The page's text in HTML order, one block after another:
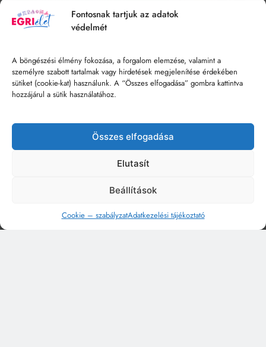
Fontosnak tartjuk az adatok
védelmét
A böngészési élmény fokozása, a forgalom elemzése, valamint a
személyre szabott tartalmak vagy hirdetések megjelenítése érdekében
sütiket (cookie-kat) használunk. A “Összes elfogadása” gombra kattintva
hozzájárul a sütik használatához.
Összes elfogadása
Elutasít
Beállítások
Cookie – szabályzatAdatkezelési tájékoztató